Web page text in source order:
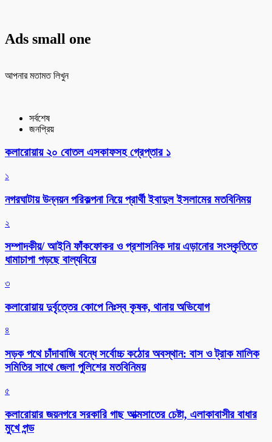
Ads small one
আপনার মতামত লিখুন
সর্বশেষ
জনপ্রিয়
কলারোয়ায় ২০ বোতল এসকাফসহ গ্রেপ্তার ১
১
নগরঘাটায় উন্নয়ন পরিকল্পনা নিয়ে প্রার্থী ইবাদুল ইসলামের মতবিনিময়
২
সম্পাদকীয়/ আইনি ফাঁকফোকর ও প্রশাসনিক দায় এড়ানোর সংস্কৃতিতে
ধামাচাপা পড়ছে বাল্যবিয়ে
৩
কলারোয়ায় দুর্বৃত্তের কোপে নিঃস্ব কৃষক, থানায় অভিযোগ
৪
সড়ক পথে চাঁদাবাজি বন্ধে সর্বোচ্চ কঠোর অবস্থান: বাস ও ট্রাক মালিক
সমিতির সাথে জেলা পুলিশের মতবিনিময়
৫
কলারোয়ার জয়নগরে সরকারি গাছ আত্মসাতের চেষ্টা, এলাকাবাসীর বাধার
মুখে পন্ড